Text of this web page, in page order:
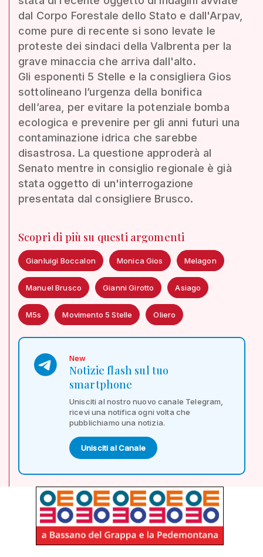
dal Corpo Forestale dello Stato e dall'Arpav,
come pure di recente si sono levate le
proteste dei sindaci della Valbrenta per la
grave minaccia che arriva dall'alto.
Gli esponenti 5 Stelle e la consigliera Gios
sottolineano l’urgenza della bonifica
dell’area, per evitare la potenziale bomba
ecologica e prevenire per gli anni futuri una
contaminazione idrica che sarebbe
disastrosa. La questione approderà al
Senato mentre in consiglio regionale è già
stata oggetto di un'interrogazione
presentata dal consigliere Brusco.
Scopri di più su questi argomenti
Gianluigi Boccalon Monica Gios Melagon
Manuel Brusco Gianni Girotto Asiago
M5s Movimento 5 Stelle Oliero
New
Notizie flash sul tuo
smartphone
Unisciti al nostro nuovo canale Telegram,
ricevi una notifica ogni volta che
pubblichiamo una notizia.
Unisciti al Canale